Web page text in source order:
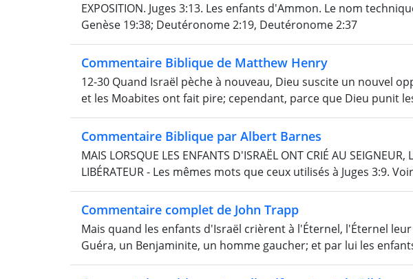
EXPOSITION. Juges 3:13. Les enfants d'Ammon. Le nom
Genèse 19:38; Deutéronome 2:19, Deutéronome 2:37
Commentaire Biblique de Matthew Henry
12-30 Quand Israël pèche à nouveau, Dieu suscite un nouvel
et les Moabites ont fait pire; cependant, parce que Dieu punit
Commentaire Biblique par Albert Barnes
MAIS LORSQUE LES ENFANTS D'ISRAËL ONT CRIÉ AU SEIGNEUR,
LIBÉRATEUR - Les mêmes mots que ceux utilisés à Juges 3:9.
Commentaire complet de John Trapp
Mais quand les enfants d'Israël crièrent à l'Éternel, l'Éternel
Guéra, un Benjaminite, un homme gaucher; et par lui les